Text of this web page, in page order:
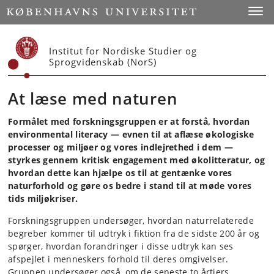
Start
Institut for Nordiske Studier og
Sprogvidenskab (NorS)
At læse med naturen
Formålet med forskningsgruppen er at forstå, hvordan
environmental literacy — evnen til at aflæse økologiske
processer og miljøer og vores indlejrethed i dem —
styrkes gennem kritisk engagement med økolitteratur, og
hvordan dette kan hjælpe os til at gentænke vores
naturforhold og gøre os bedre i stand til at møde vores
tids miljøkriser.
Forskningsgruppen undersøger, hvordan naturrelaterede
begreber kommer til udtryk i fiktion fra de sidste 200 år og
spørger, hvordan forandringer i disse udtryk kan ses
afspejlet i menneskers forhold til deres omgivelser.